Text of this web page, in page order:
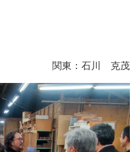
関東：石川 克茂